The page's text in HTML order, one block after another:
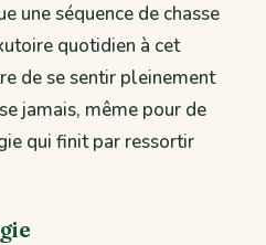
une séquence de chasse
quotidien à cet
de se sentir pleinement
jamais, même pour de
qui finit par ressortir